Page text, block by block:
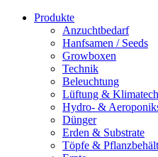
Produkte
Anzuchtbedarf
Hanfsamen / Seeds
Growboxen
Technik
Beleuchtung
Lüftung &
Hydro- &
Dünger
Erden & Substrate
Töpfe &